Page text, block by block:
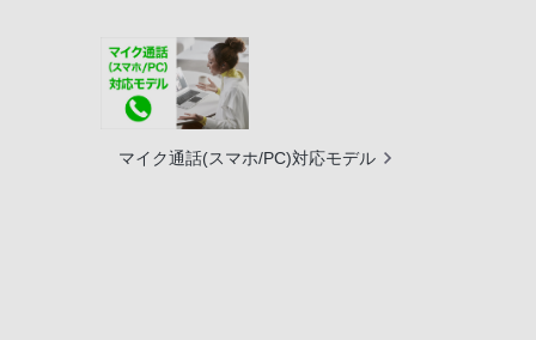
マイク通話(スマホ/PC)対応モデル